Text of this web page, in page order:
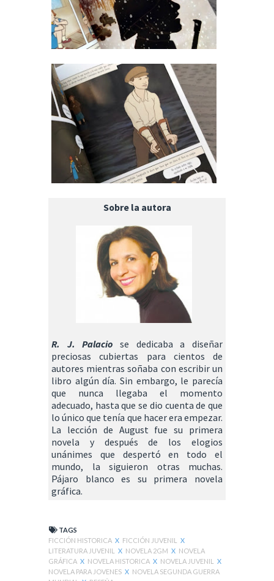
Sobre la autora
R. J. Palacio se dedicaba a diseñar
preciosas cubiertas para cientos de
autores mientras soñaba con escribir un
libro algún día. Sin embargo, le parecía
que nunca llegaba el momento
adecuado, hasta que se dio cuenta de que
lo único que tenía que hacer era empezar.
La lección de August fue su primera
novela y después de los elogios
unánimes que despertó en todo el
mundo, la siguieron otras muchas.
Pájaro blanco es su primera novela
gráfica.
TAGS
FICCIÓN HISTORICA X FICCIÓN JUVENIL
X
LITERATURA JUVENIL
X NOVELA 2GM X NOVELA
GRÁFICA X NOVELA HISTORICA X NOVELA JUVENIL
X
NOVELA PARA JOVENES X NOVELA SEGUNDA GUERRA